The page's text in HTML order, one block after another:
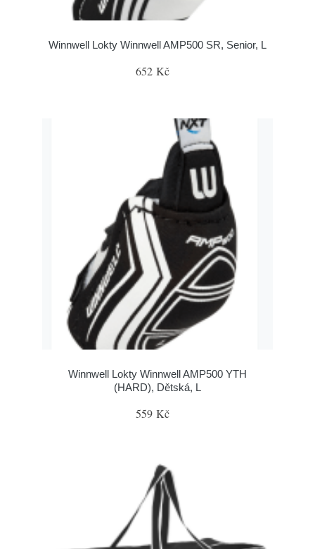
Winnwell Lokty Winnwell AMP500 SR, Senior, L
652 Kč
Winnwell Lokty Winnwell AMP500 YTH
(HARD), Dětská, L
559 Kč